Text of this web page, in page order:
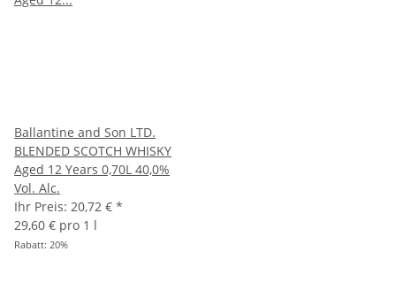
Ballantine and Son LTD.
BLENDED SCOTCH WHISKY
Aged 12 Years 0,70L 40,0%
Vol. Alc.
Ihr Preis: 20,72 € *
29,60 € pro 1 l
Rabatt: 20%